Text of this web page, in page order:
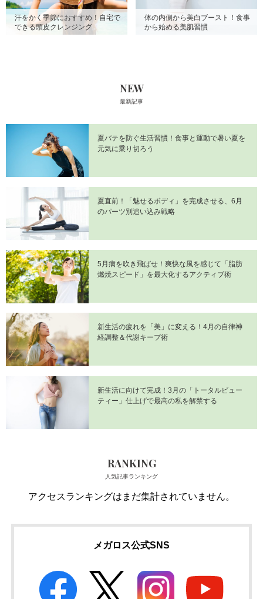
汗をかく季節におすすめ！自宅で
できる頭皮クレンジング
体の内側から美白ブースト！食事
から始める美肌習慣
NEW
最新記事
夏バテを防ぐ生活習慣！食事と運動で暑い夏を
元気に乗り切ろう
夏直前！「魅せるボディ」を完成させる、6月
のパーツ別追い込み戦略
5月病を吹き飛ばせ！爽快な風を感じて「脂肪
燃焼スピード」を最大化するアクティブ術
新生活の疲れを「美」に変える！4月の自律神
経調整＆代謝キープ術
新生活に向けて完成！3月の「トータルビュー
ティー」仕上げで最高の私を解禁する
RANKING
人気記事ランキング
アクセスランキングはまだ集計されていません。
メガロス公式SNS